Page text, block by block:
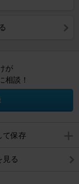
が
相談！
て保存
見る